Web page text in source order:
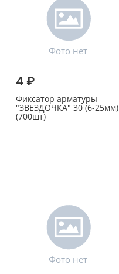
4 ₽
Фиксатор арматуры
"ЗВЕЗДОЧКА" 30 (6-25мм)
(700шт)